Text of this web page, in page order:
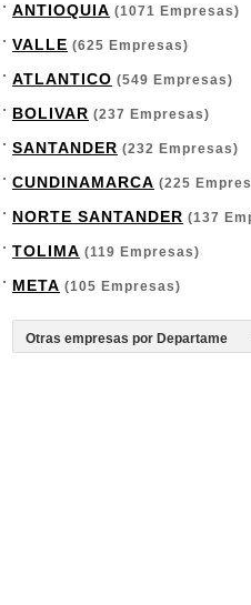
ANTIOQUIA (1071 Empresas)
VALLE (625 Empresas)
ATLANTICO (549 Empresas)
BOLIVAR (237 Empresas)
SANTANDER (232 Empresas)
CUNDINAMARCA (225
NORTE SANTANDER (137
TOLIMA (119 Empresas)
META (105 Empresas)